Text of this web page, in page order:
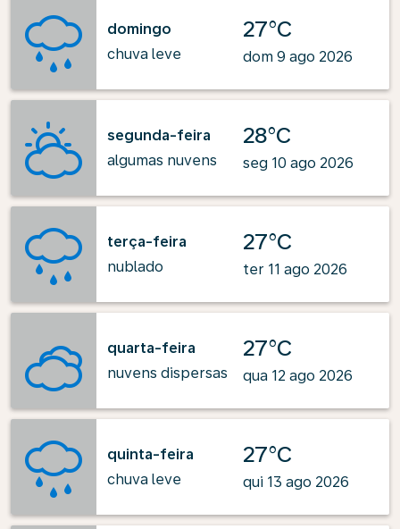
domingo
chuva leve
27°C
dom 9 ago 2026
segunda-feira
algumas nuvens
28°C
seg 10 ago 2026
terça-feira
nublado
27°C
ter 11 ago 2026
quarta-feira
nuvens dispersas
27°C
qua 12 ago 2026
quinta-feira
chuva leve
27°C
qui 13 ago 2026